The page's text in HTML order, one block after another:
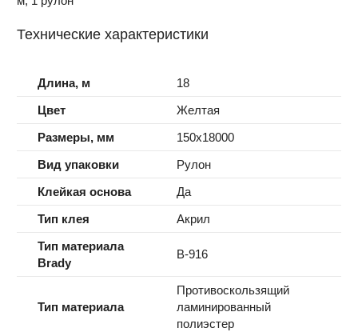
Технические характеристики
Длина, м
18
Цвет
Желтая
Размеры, мм
150x18000
Вид упаковки
Рулон
Клейкая основа
Да
Тип клея
Акрил
Тип материала
Brady
B-916
Тип материала
Противоскользящий
ламинированный
полиэстер